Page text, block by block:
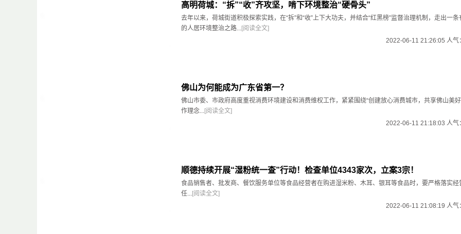
高明荷城：“拆”“收”齐攻坚，啃下环境整治“硬骨头”
去年以来，荷城街道积极探索实践，在“拆”和“收”上下大功夫，并结合“红黑榜”监督治理机制，走出一
的人居环境整治之路...[阅读全文]
2022-06-11 21:26:05 人气
佛山为何能成为广东省第一？
佛山市委、市政府高度重视消费环境建设和消费维权工作，紧紧围绕“创建放心消费城市，共享佛山美
作理念...[阅读全文]
2022-06-11 21:18:03 人气
顺德持续开展“湿粉统一查”行动！检查单位4343家次，立案3宗！
食品销售者、批发商、餐饮服务单位等食品经营者在购进湿米粉、木耳、银耳等食品时，要严格落实经
任...[阅读全文]
2022-06-11 21:08:19 人气